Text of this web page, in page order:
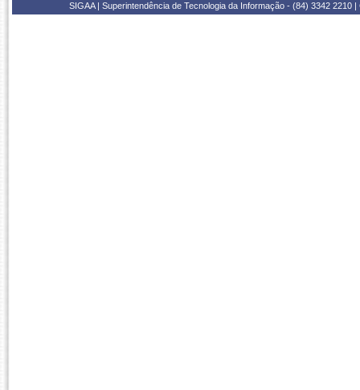
SIGAA | Superintendência de Tecnologia da Informação - (84) 3342